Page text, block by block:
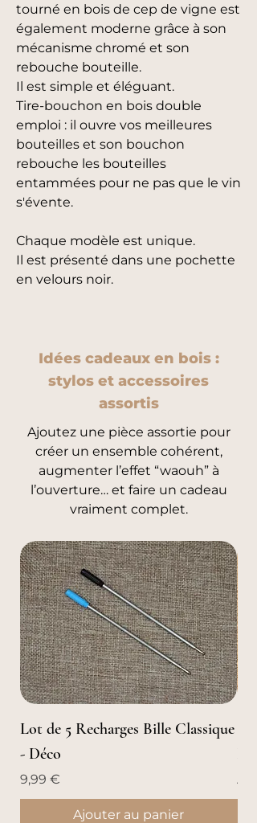
tourné en bois de cep de vigne est
également moderne grâce à son
mécanisme chromé et son
rebouche bouteille.
Il est simple et éléguant.
Tire-bouchon en bois double
emploi : il ouvre vos meilleures
bouteilles et son bouchon
rebouche les bouteilles
entammées pour ne pas que le vin
s'évente.
Chaque modèle est unique.
Il est présenté dans une pochette
en velours noir.
Idées cadeaux en bois :
stylos et accessoires
assortis
Ajoutez une pièce assortie pour
créer un ensemble cohérent,
augmenter l’effet “waouh” à
l’ouverture… et faire un cadeau
vraiment complet.
Lot de 5 Recharges Bille Classique
- Déco
Prix
9,99 €
Ajouter au panier
À